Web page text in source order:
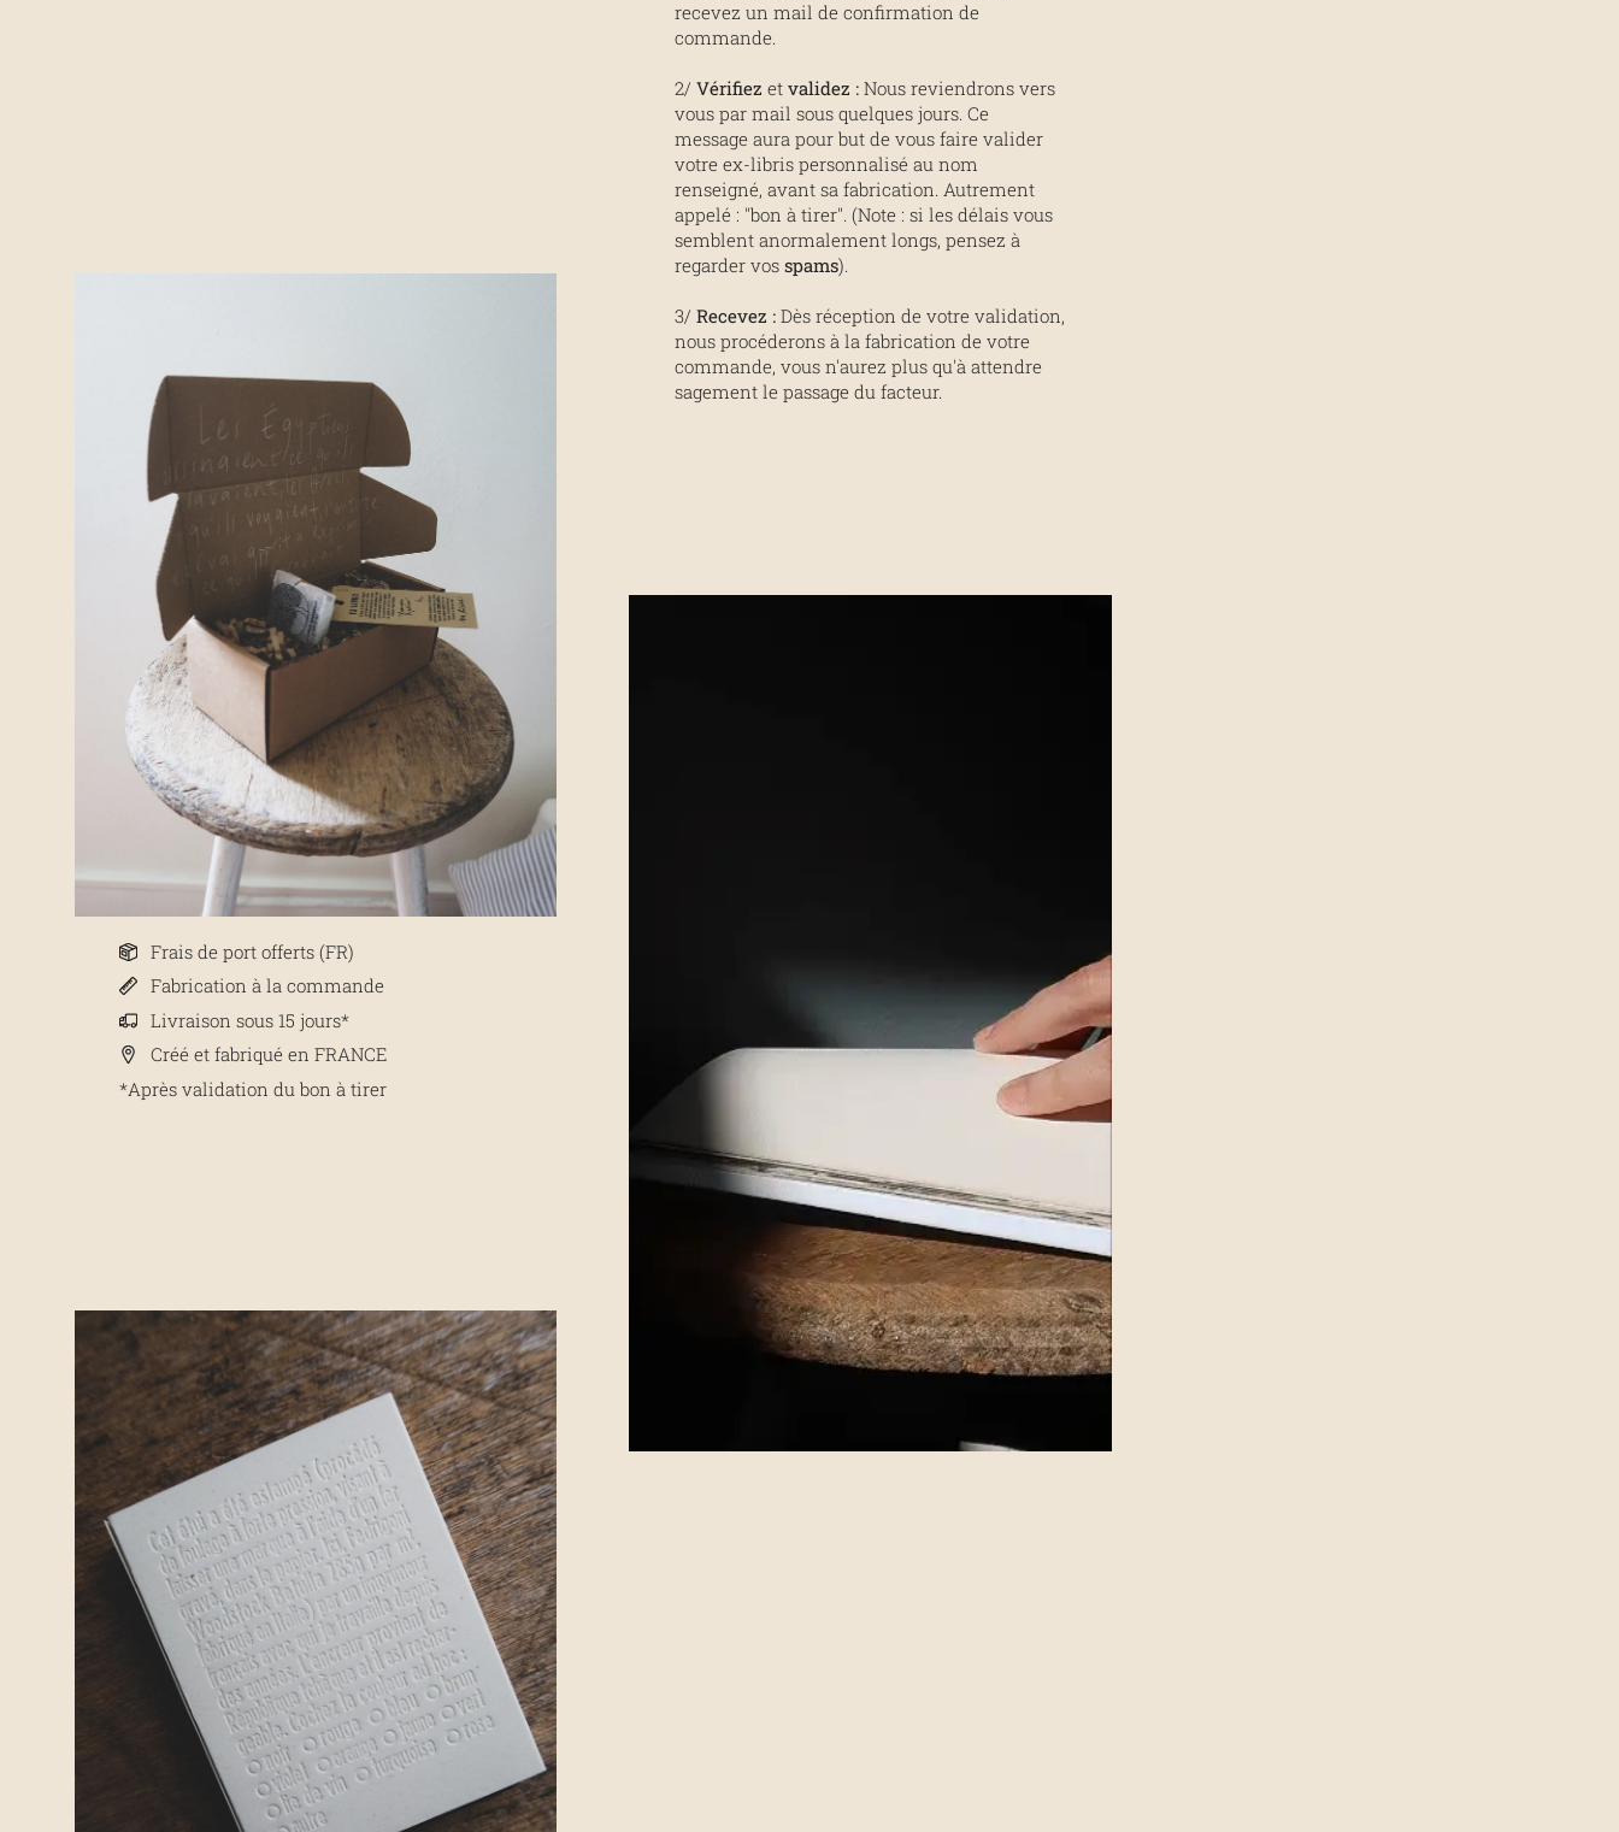
Frais de port offerts (FR)
Fabrication à la commande
Livraison sous 15 jours*
Créé et fabriqué en FRANCE
*Après validation du bon à tirer
recevez un mail de confirmation de
commande.
2/ Vérifiez etvalidez :Nous reviendrons vers
vous par mail sous quelques jours. Ce
message aura pour but de vous faire valider
votre ex-libris personnalisé au nom
renseigné, avant sa fabrication. Autrement
appelé : "bon à tirer". (Note : si les délais vous
semblent anormalement longs, pensez à
regarder vos spams).
3/ Recevez :Dès réception de votre validation,
nous procéderons à la fabrication de votre
commande, vous n'aurez plus qu'à attendre
sagement le passage du facteur.